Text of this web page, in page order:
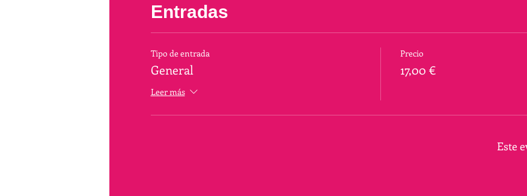
Entradas
Tipo de entrada
General
Leer más
Precio
17,00 €
Este